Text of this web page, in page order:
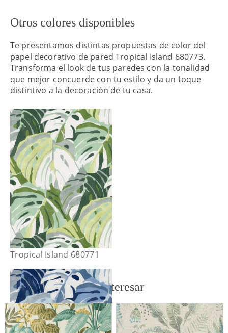
Otros colores disponibles
Te presentamos distintas propuestas de color del
papel decorativo de pared Tropical Island 680773.
Transforma el look de tus paredes con la tonalidad
que mejor concuerde con tu estilo y da un toque
distintivo a la decoración de tu casa.
Tropical Island 680771
También te puede interesar